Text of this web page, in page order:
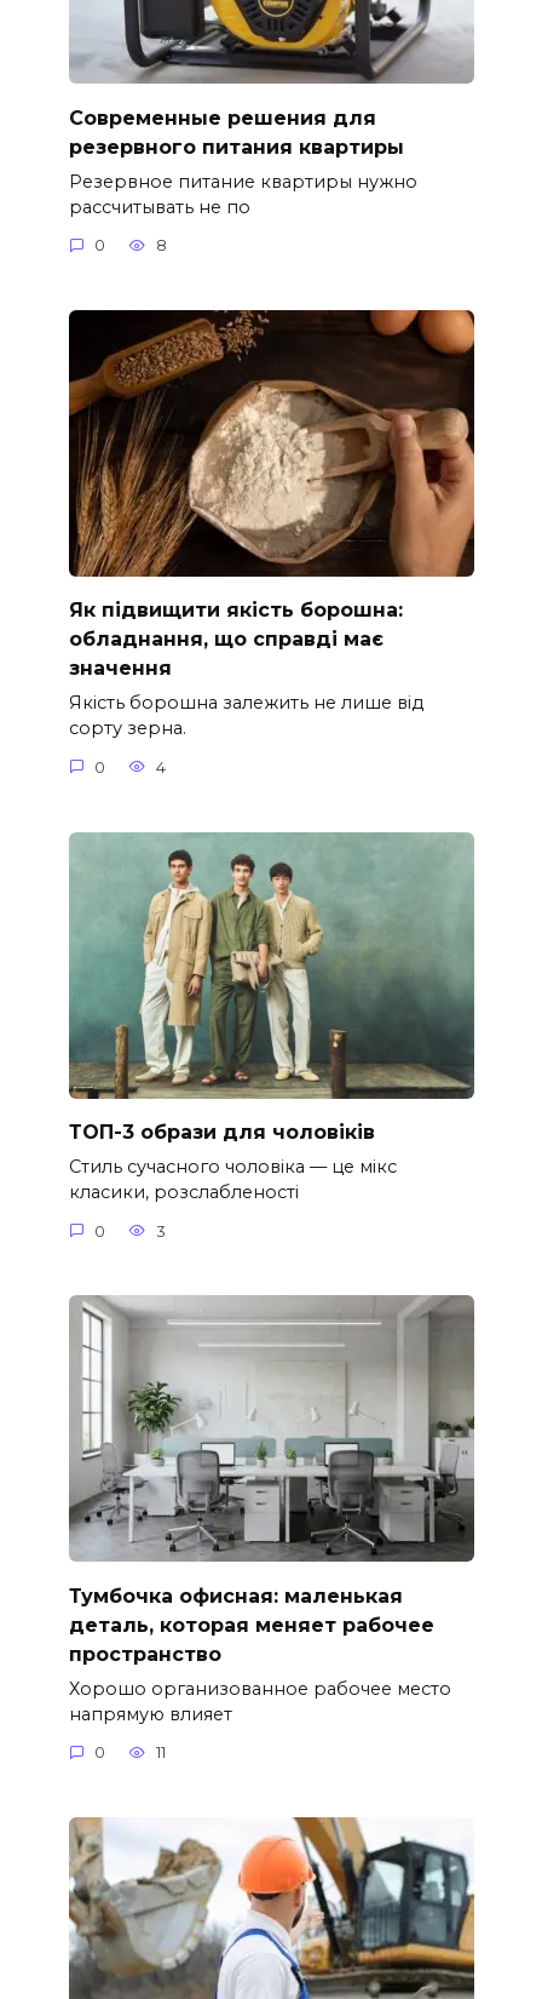
Современные решения для
резервного питания квартиры
Резервное питание квартиры нужно
рассчитывать не по
0 8
Як підвищити якість борошна:
обладнання, що справді має
значення
Якість борошна залежить не лише від
сорту зерна.
0 4
ТОП-3 образи для чоловіків
Стиль сучасного чоловіка — це мікс
класики, розслабленості
0 3
Тумбочка офисная: маленькая
деталь, которая меняет рабочее
пространство
Хорошо организованное рабочее место
напрямую влияет
0 11